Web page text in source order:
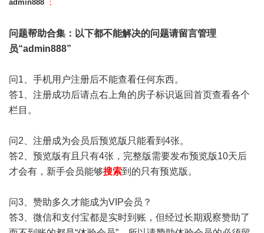
admin888 ；
问题帮助合集 ：以下都不能解决的问题请留言管理
员“admin888”
问1、手机用户注册后不能查看任何东西。
答1、注册成功后请点右上角的房子标识返回首页查看各个
栏目。
问2、注册成为会员后预览版只能看到4张。
答2、预览版有且只有4张，完整版需要发布预览版10天后
才会有，新手会员能够搜索到的只有预览版。
问3、赞助多久才能成为VIP会员？
答3、微信和支付宝都是实时到账，但经过长期观察赞助了